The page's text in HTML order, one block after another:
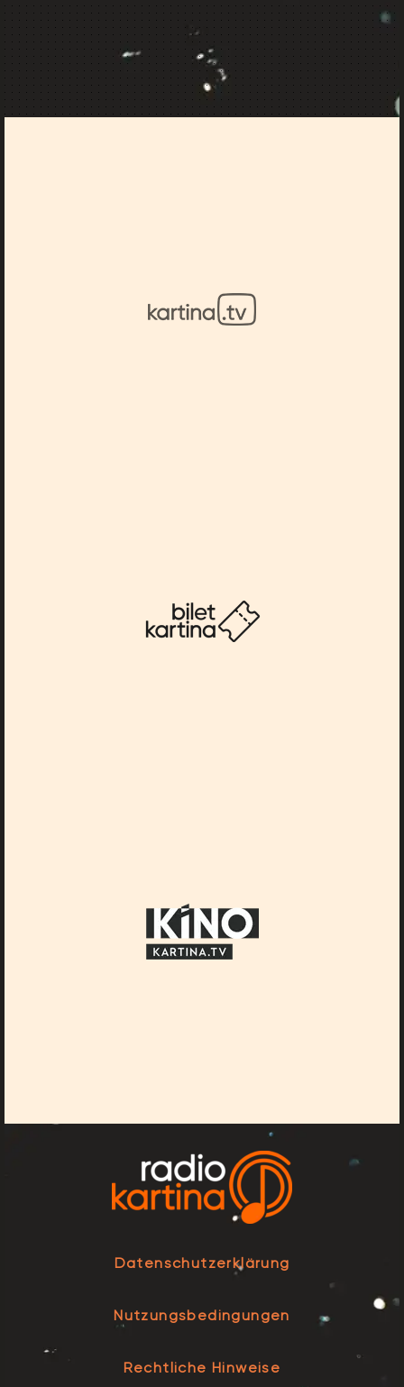
Datenschutzerklärung
Nutzungsbedingungen
Rechtliche Hinweise